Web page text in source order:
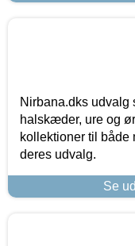
Nirbana.dks
halskæder, ure og
kollektioner til både
deres udvalg.
Se